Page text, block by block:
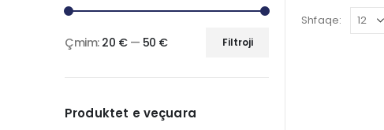
Shfaqe:
Filtroji
Çmim: 20 €— 50 €
Produktet e veçuara